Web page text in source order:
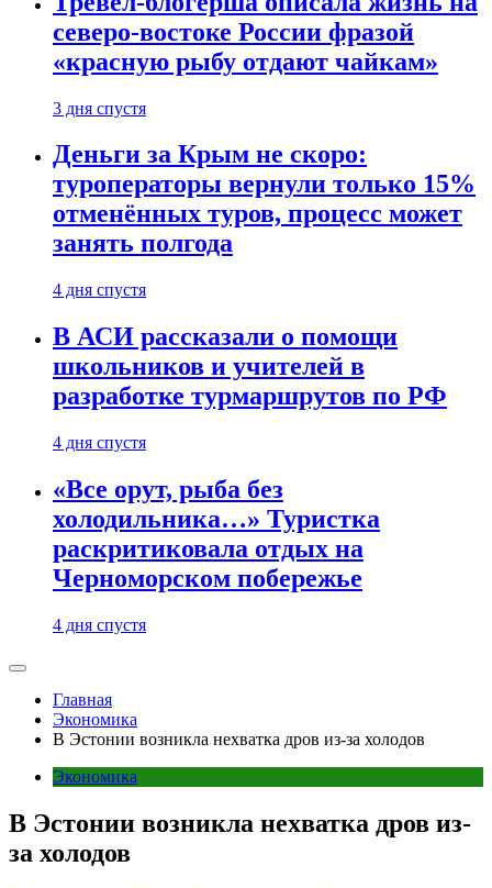
северо-востоке России фразой
«красную рыбу отдают чайкам»
3 дня спустя
Деньги за Крым не скоро:
туроператоры вернули только 15%
отменённых туров, процесс может
занять полгода
4 дня спустя
В АСИ рассказали о помощи
школьников и учителей в
разработке турмаршрутов по РФ
4 дня спустя
«Все орут, рыба без
холодильника…» Туристка
раскритиковала отдых на
Черноморском побережье
4 дня спустя
Главная
Экономика
В Эстонии возникла нехватка дров из-за холодов
Экономика
В Эстонии возникла нехватка дров из-
за холодов